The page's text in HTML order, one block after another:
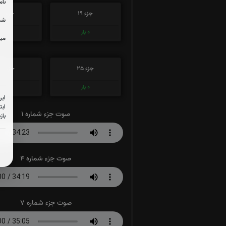
جزء 19
0 بار
جزء 20
جزء 25
0 بار
جزء 26
بار
صوت جزء شماره 1
صوت جزء شماره 4
صوت جزء شماره 7